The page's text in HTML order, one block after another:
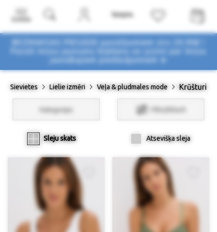
BEZMAKSAS PIEGĀDE pasūtījumiem virs 29,90€ !
Pasūti mūsu jaunumu biļetenu un uzzini par mūsu
Sievietes Lielie izmēri Veļa & pludmales mode Krūšturi
Kategorijas Filtri/Atlasīt
Sleju skats Atsevišķa sleja